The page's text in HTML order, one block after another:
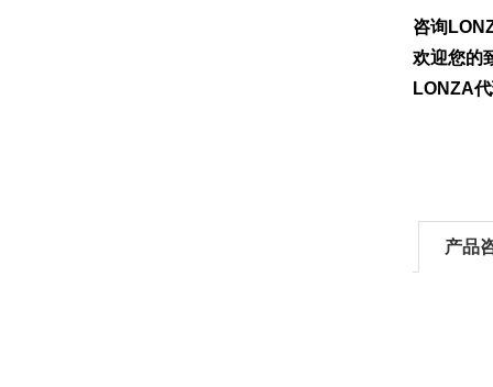
咨询
欢迎您
LONZA
产品